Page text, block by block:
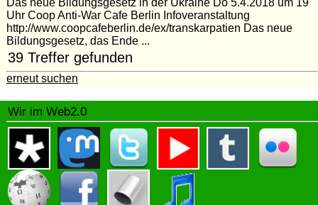
Das neue Bildungsgesetz in der Ukraine Do 5.4.2018 um 19
Uhr Coop Anti-War Cafe Berlin Infoveranstaltung
http://www.coopcafeberlin.de/ex/transkarpatien Das neue
Bildungsgesetz, das Ende ...
39 Treffer gefunden
erneut suchen
Wir im Web2.0